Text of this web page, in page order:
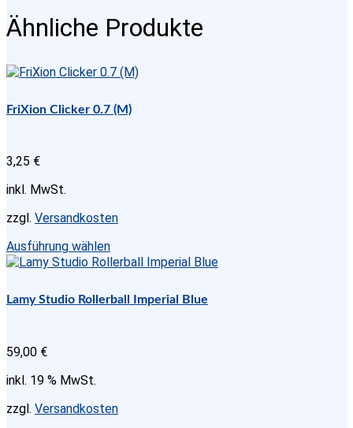
ST
EINGESCHWEISST
Menge
Ähnliche Produkte
FriXion Clicker 0.7 (M)
3,25 €
inkl. MwSt.
zzgl. Versandkosten
Ausführung wählenDieses
Produkt
mehrere
Varianten
der
Produktseite
Lamy Studio Rollerball Imperial Blue
59,00 €
inkl. 19 % MwSt.
zzgl. Versandkosten